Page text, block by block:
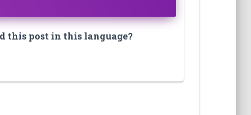
this post in this language?